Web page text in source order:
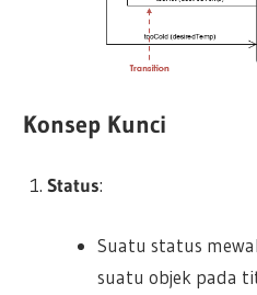
Konsep Kunci
Status:
Suatu status
suatu objek pada